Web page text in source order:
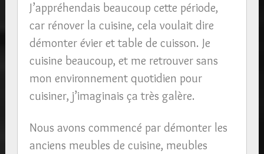
J’appréhendais beaucoup cette période,
car rénover la cuisine, cela voulait dire
démonter évier et table de cuisson. Je
cuisine beaucoup, et me retrouver sans
mon environnement quotidien pour
cuisiner, j’imaginais ça très galère.
Nous avons commencé par démonter les
anciens meubles de cuisine, meubles